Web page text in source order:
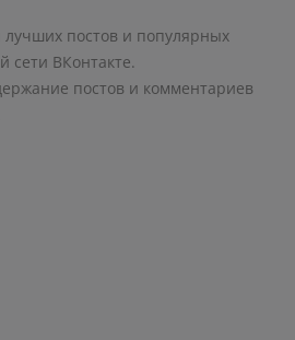
лучших постов и популярных
сети ВКонтакте.
постов и комментариев